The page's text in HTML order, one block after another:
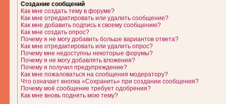
Создание сообщений
Как мне создать тему в форуме?
Как мне отредактировать или удалить сообщение?
Как мне добавить подпись к своему сообщению?
Как мне создать опрос?
Почему я не могу добавить больше вариантов ответа?
Как мне отредактировать или удалить опрос?
Почему мне недоступны некоторые форумы?
Почему я не могу добавлять вложения?
Почему я получил предупреждение?
Как мне пожаловаться на сообщения модератору?
Что означает кнопка «Сохранить» при создании сообщения?
Почему моё сообщение требует одобрения?
Как мне вновь поднять мою тему?